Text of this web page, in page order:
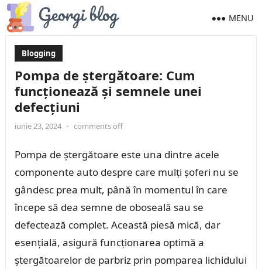
MENU
Blogging
Pompa de ștergătoare: Cum
funcționează și semnele unei
defecțiuni
iunie 23, 2024 • comments off
Pompa de ștergătoare este una dintre acele
componente auto despre care mulți șoferi nu se
gândesc prea mult, până în momentul în care
începe să dea semne de oboseală sau se
defectează complet. Această piesă mică, dar
esențială, asigură funcționarea optimă a
ștergătoarelor de parbriz prin pomparea lichidului